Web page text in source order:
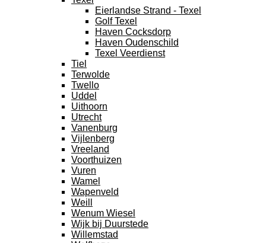
Eierlandse Strand - Texel
Golf Texel
Haven Cocksdorp
Haven Oudenschild
Texel Veerdienst
Tiel
Terwolde
Twello
Uddel
Uithoorn
Utrecht
Vanenburg
Vijlenberg
Vreeland
Voorthuizen
Vuren
Wamel
Wapenveld
Weill
Wenum Wiesel
Wijk bij Duurstede
Willemstad